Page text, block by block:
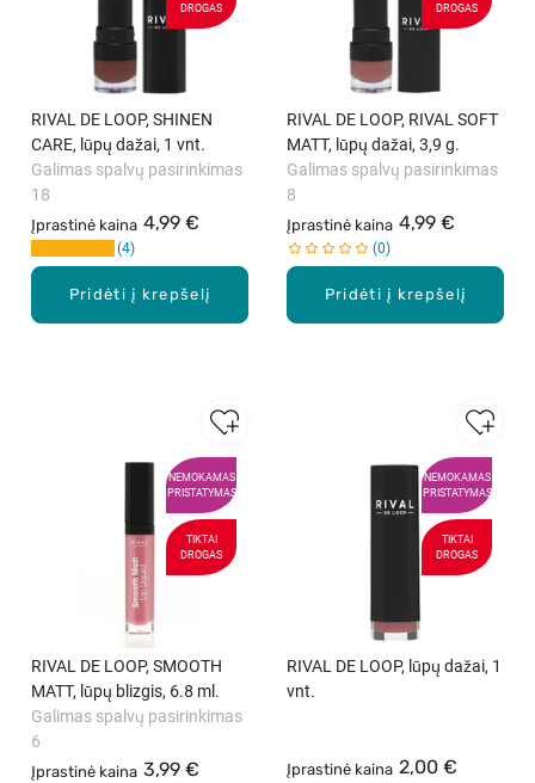
DROGAS
Pridėti į krepšelį
RIVAL DE LOOP, SHINEN
CARE, lūpų dažai, 1 vnt.
Įprastinė kaina 4,99 €
Galimas spalvų pasirinkimas
18
4
DROGAS
Pridėti į krepšelį
RIVAL DE LOOP, RIVAL SOFT
MATT, lūpų dažai, 3,9 g.
Įprastinė kaina 4,99 €
Galimas spalvų pasirinkimas
8
0
NEMOKAMAS
PRISTATYMAS
TIKTAI
DROGAS
RIVAL DE LOOP, SMOOTH
MATT, lūpų blizgis, 6.8 ml.
Įprastinė kaina 3,99 €
Galimas spalvų pasirinkimas
6
NEMOKAMAS
PRISTATYMAS
TIKTAI
DROGAS
RIVAL DE LOOP, lūpų dažai, 1
vnt.
Įprastinė kaina 2,00 €